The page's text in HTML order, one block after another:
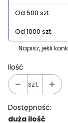
Od 500 szt.
Od 1000 szt.
Napisz, jeśli
Ilość
szt.
Dostępność:
duża ilość